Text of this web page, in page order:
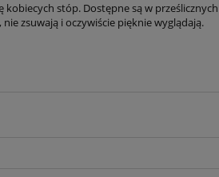
stóp. Dostępne są w
zsuwają i oczywiście pięknie wyglądają.